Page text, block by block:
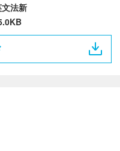
法新